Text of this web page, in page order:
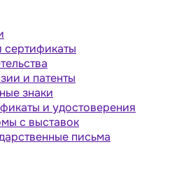
сертификаты
и патенты
знаки
и удостоверения
с выставок
письма